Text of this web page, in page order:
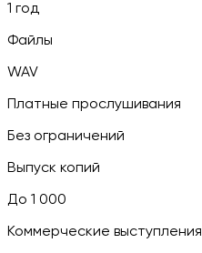
1 год
Файлы
WAV
Платные прослушивания
Без ограничений
Выпуск копий
До 1 000
Коммерческие выступления